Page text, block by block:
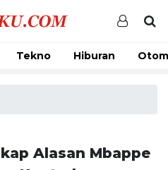
Tekno Hiburan
Alasan Mbappe